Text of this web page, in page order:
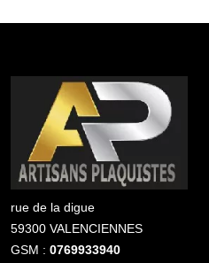
rue de la digue
59300 VALENCIENNES
GSM : 0769933940